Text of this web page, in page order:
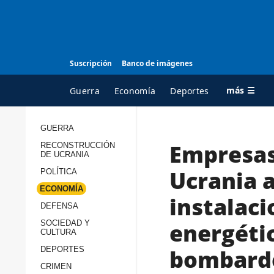
Suscripción Banco de imágenes
Guerra Economía Deportes más ☰
TODAS LAS
Reconstrucción de
GUERRA
RECONSTRUCCIÓN
DE UCRANIA
POLÍTICA
ECONOMÍA
DEFENSA
SOCIEDAD Y
CULTURA
DEPORTES
CRIMEN
Ucrania